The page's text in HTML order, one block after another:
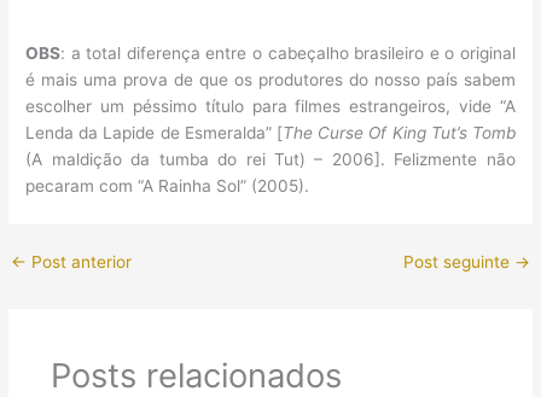
OBS: a total diferença entre o cabeçalho brasileiro e o original
é mais uma prova de que os produtores do nosso país sabem
escolher um péssimo título para filmes estrangeiros, vide “A
Lenda da Lapide de Esmeralda” [The Curse Of King Tut’s Tomb
(A maldição da tumba do rei Tut) – 2006]. Felizmente não
pecaram com “A Rainha Sol” (2005).
← Post anterior Post seguinte →
Posts relacionados